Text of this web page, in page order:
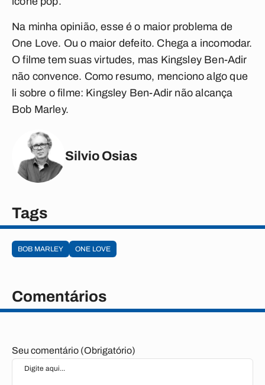
Na minha opinião, esse é o maior problema de
One Love. Ou o maior defeito. Chega a incomodar.
O filme tem suas virtudes, mas Kingsley Ben-Adir
não convence. Como resumo, menciono algo que
li sobre o filme: Kingsley Ben-Adir não alcança
Bob Marley.
Silvio Osias
Tags
BOB MARLEY ONE LOVE
Comentários
Seu comentário (Obrigatório)